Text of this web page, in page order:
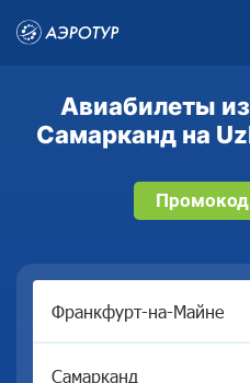
Авиабилеты
Самарканд на